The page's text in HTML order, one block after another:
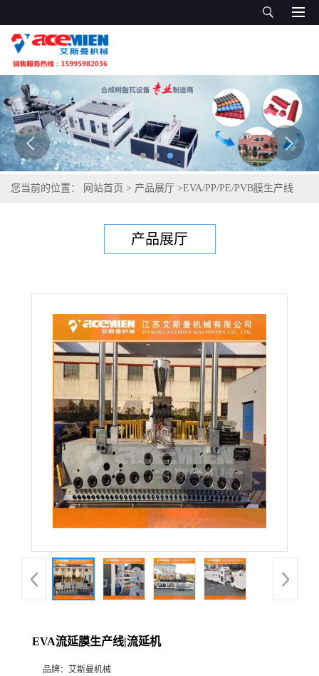
您当前的位置： 网站首页 > 产品展厅 >EVA/PP/PE/PVB膜生产线
产品展厅
EVA流延膜生产线|流延机
品牌： 艾斯曼机械